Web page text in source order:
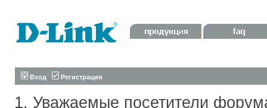
Вход Регистрация
Уважаемые посетители